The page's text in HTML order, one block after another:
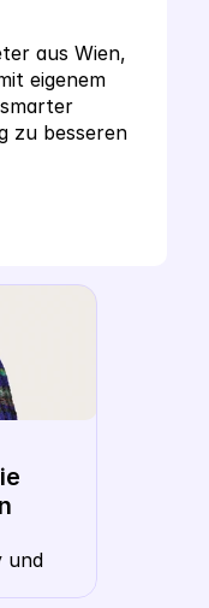
aus Wien,
eigenem
zu besseren
und